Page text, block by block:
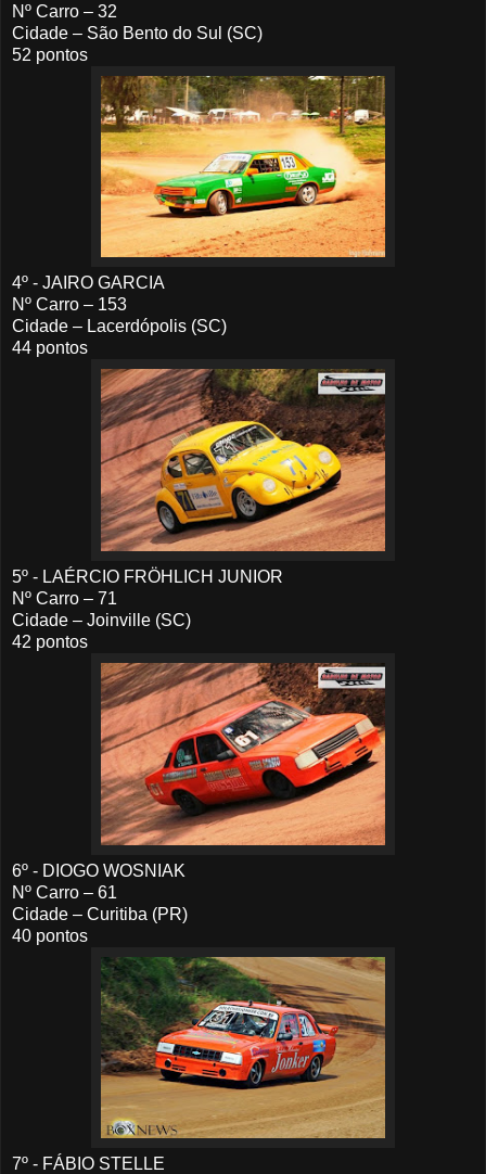
Nº Carro – 32
Cidade – São Bento do Sul (SC)
52 pontos
4º - JAIRO GARCIA
Nº Carro – 153
Cidade – Lacerdópolis (SC)
44 pontos
5º - LAÉRCIO FRÖHLICH JUNIOR
Nº Carro – 71
Cidade – Joinville (SC)
42 pontos
6º - DIOGO WOSNIAK
Nº Carro – 61
Cidade – Curitiba (PR)
40 pontos
7º - FÁBIO STELLE